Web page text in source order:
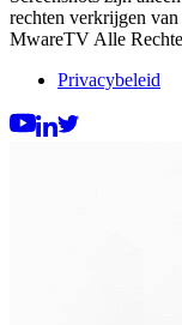
rechten verkrijgen
MwareTV Alle
Privacybeleid